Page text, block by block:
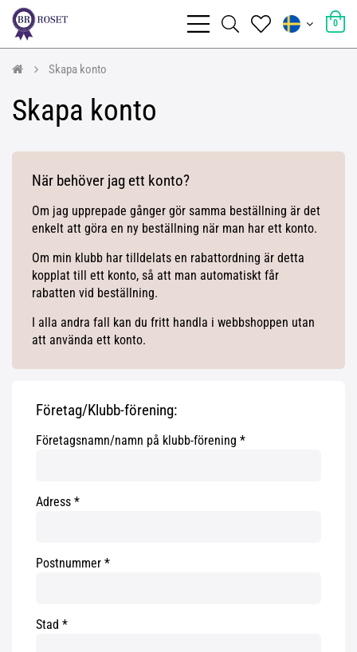
0
Skapa konto
Skapa konto
När behöver jag ett konto?
Om jag upprepade gånger gör samma beställning är det
enkelt att göra en ny beställning när man har ett konto.
Om min klubb har tilldelats en rabattordning är detta
kopplat till ett konto, så att man automatiskt får
rabatten vid beställning.
I alla andra fall kan du fritt handla i webbshoppen utan
att använda ett konto.
Företag/Klubb-förening:
Företagsnamn/namn på klubb-förening
Adress
Postnummer
Stad